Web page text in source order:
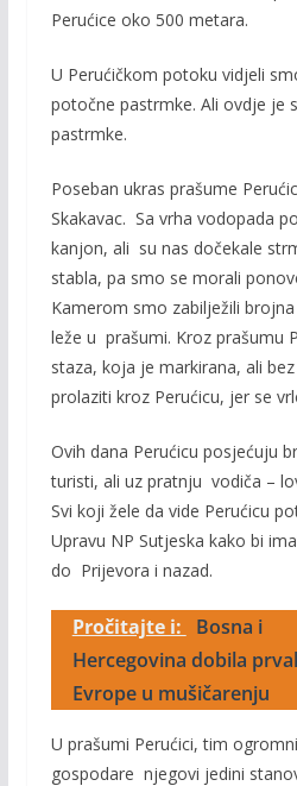
Perućice oko 500 metara.
U Perućičkom potoku vidjeli
potočne pastrmke. Ali ovdje je
pastrmke.
Poseban ukras prašume
Skakavac. Sa vrha vodopada
kanjon, ali su nas dočekale
stabla, pa smo se morali
Kamerom smo zabilježili
leže u prašumi. Kroz prašumu
staza, koja je markirana, ali
prolaziti kroz Perućicu, jer se
Ovih dana Perućicu posjećuju
turisti, ali uz pratnju vodiča –
Svi koji žele da vide Perućicu
Upravu NP Sutjeska kako bi
do Prijevora i nazad.
Pročitajte i:
Bosna i
Hercegovina dobila
Evrope u mušičarenju
U prašumi Perućici, tim
gospodare njegovi jedini